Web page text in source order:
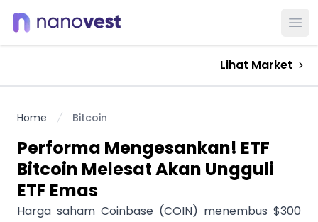
Lihat Market
Home Bitcoin
Performa Mengesankan! ETF
Bitcoin Melesat Akan Ungguli
ETF Emas
Harga saham Coinbase (COIN) menembus $300